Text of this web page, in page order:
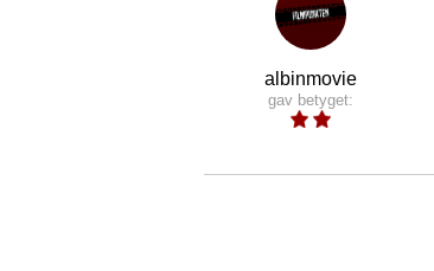
albinmovie
gav betyget: